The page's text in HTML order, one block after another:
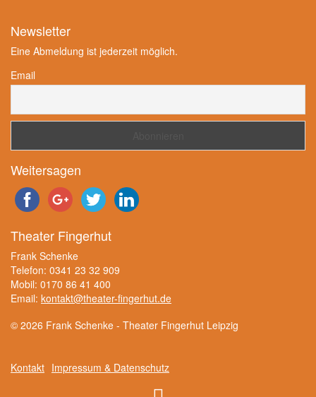
Newsletter
Eine Abmeldung ist jederzeit möglich.
Email
Weitersagen
Theater Fingerhut
Frank Schenke
Telefon: 0341 23 32 909
Mobil: 0170 86 41 400
Email: kontakt@theater-fingerhut.de
© 2026 Frank Schenke - Theater Fingerhut Leipzig
Kontakt Impressum & Datenschutz